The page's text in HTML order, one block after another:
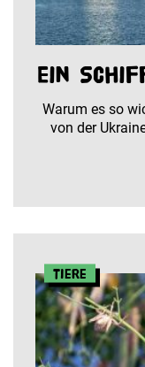
Ein
Warum es so
von der
Tiere